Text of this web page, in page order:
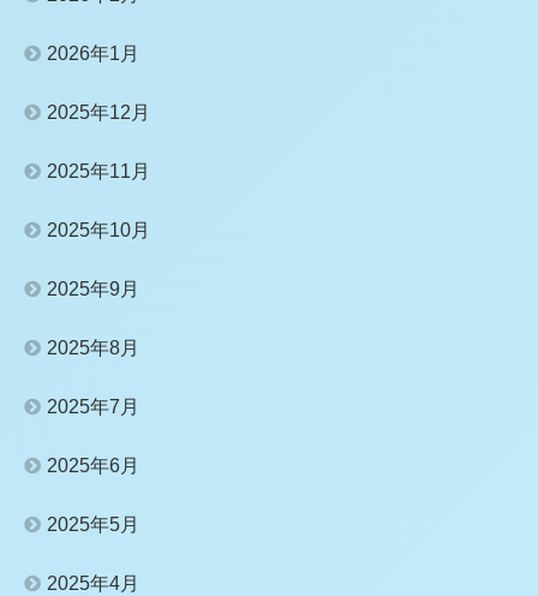
2026年1月
2025年12月
2025年11月
2025年10月
2025年9月
2025年8月
2025年7月
2025年6月
2025年5月
2025年4月